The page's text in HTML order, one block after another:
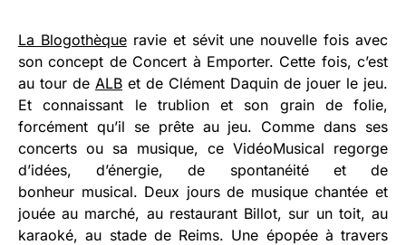
La Blogothèqueravie et sévit une nouvelle fois avec
son concept de Concert à Emporter. Cette fois, c’est
au tour de ALB et de Clément Daquin de jouer le jeu.
Et connaissant le trublion et son grain de folie,
forcément qu’il se prête au jeu. Comme dans ses
concerts ou sa musique, ce VidéoMusical regorge
d’idées, d’énergie, de spontanéité et de
bonheur musical. Deux jours de musique chantée et
jouée au marché, au restaurant Billot, sur un toit, au
karaoké, au stade de Reims. Une épopée à travers